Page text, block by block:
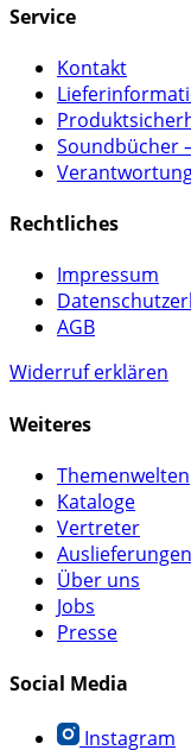
Service
Kontakt
Soundbücher
Rechtliches
Impressum
AGB
Widerruf erklären
Weiteres
Themenwelten
Kataloge
Vertreter
Auslieferungen
Über uns
Jobs
Presse
Social Media
Instagram